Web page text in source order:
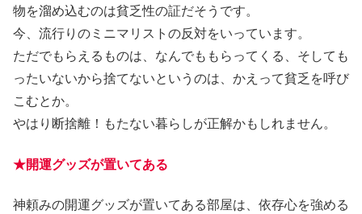
物を溜め込むのは貧乏性の証だそうです。
今、流行りのミニマリストの反対をいっています。
ただでもらえるものは、なんでももらってくる、そしても
ったいないから捨てないというのは、かえって貧乏を呼び
こむとか。
やはり断捨離！もたない暮らしが正解かもしれません。
★開運グッズが置いてある
神頼みの開運グッズが置いてある部屋は、依存心を強める